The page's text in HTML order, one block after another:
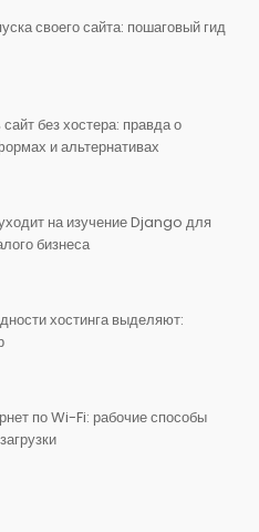
своего сайта: пошаговый гид
без хостера: правда о
и альтернативах
на изучение Django для
бизнеса
хостинга выделяют:
по Wi-Fi: рабочие способы